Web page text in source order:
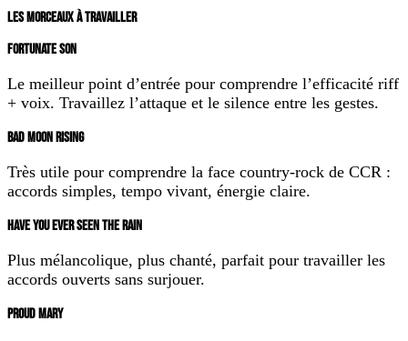
LES MORCEAUX À TRAVAILLER
FORTUNATE SON
Le meilleur point d’entrée pour comprendre l’efficacité riff
+ voix. Travaillez l’attaque et le silence entre les gestes.
BAD MOON RISING
Très utile pour comprendre la face country-rock de CCR :
accords simples, tempo vivant, énergie claire.
HAVE YOU EVER SEEN THE RAIN
Plus mélancolique, plus chanté, parfait pour travailler les
accords ouverts sans surjouer.
PROUD MARY